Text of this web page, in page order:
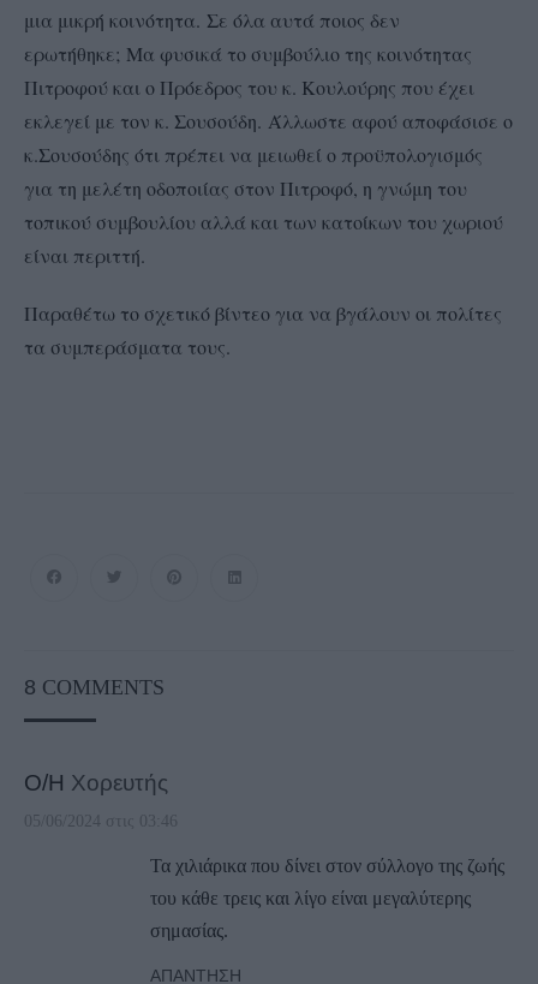
μια μικρή κοινότητα. Σε όλα αυτά ποιος δεν
ερωτήθηκε; Μα φυσικά το συμβούλιο της κοινότητας
Πιτροφού και ο Πρόεδρος του κ. Κουλούρης που έχει
εκλεγεί με τον κ. Σουσούδη. Άλλωστε αφού αποφάσισε ο
κ.Σουσούδης ότι πρέπει να μειωθεί ο προϋπολογισμός
για τη μελέτη οδοποιίας στον Πιτροφό, η γνώμη του
τοπικού συμβουλίου αλλά και των κατοίκων του χωριού
είναι περιττή.
Παραθέτω το σχετικό βίντεο για να βγάλουν οι πολίτες
τα συμπεράσματα τους.
8 COMMENTS
Ο/Η Χορευτής
05/06/2024 στις 03:46
Τα χιλιάρικα που δίνει στον σύλλογο της ζωής
του κάθε τρεις και λίγο είναι μεγαλύτερης
σημασίας.
ΑΠΆΝΤΗΣΗ